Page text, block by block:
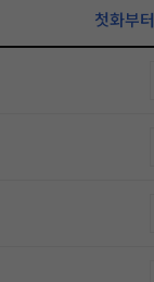
첫화부터